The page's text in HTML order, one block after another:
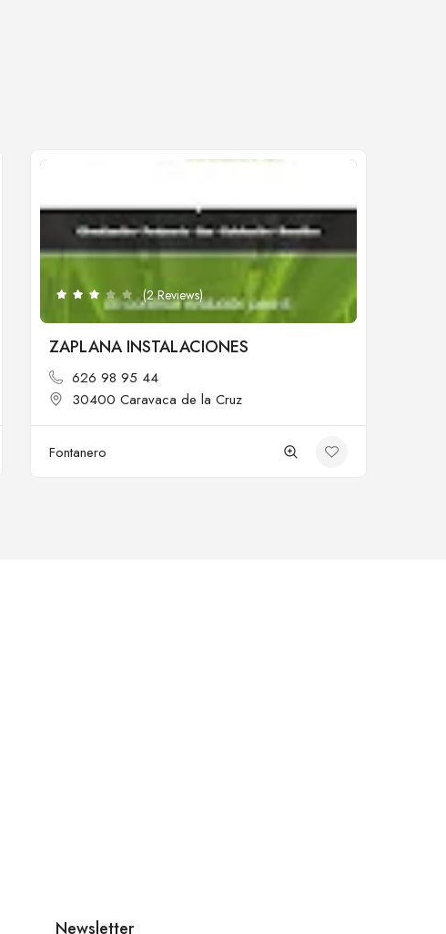
(2 Reviews)
ZAPLANA INSTALACIONES
626 98 95 44
30400 Caravaca de la Cruz
Fontanero
Newsletter